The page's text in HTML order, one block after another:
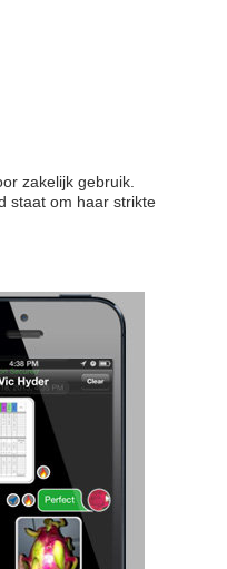
zakelijk gebruik.
staat om haar strikte